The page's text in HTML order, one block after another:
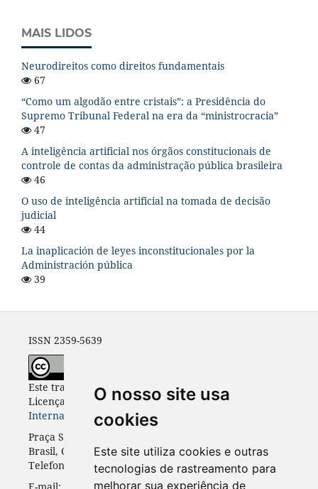
O nosso site usa
cookies
Este site utiliza cookies e outras
tecnologias de rastreamento para
melhorar sua experiência de
MAIS LIDOS
Neurodireitos como direitos fundamentais
67
“Como um algodão entre cristais”: a Presidência do
Supremo Tribunal Federal na era da “ministrocracia”
47
A inteligência artificial nos órgãos constitucionais de
controle de contas da administração pública brasileira
46
O uso de inteligência artificial na tomada de decisão
judicial
44
La inaplicación de leyes inconstitucionales por la
Administración pública
39
ISSN 2359-5639
Este trabalho está licenciado com uma
Licença
Creative Commons - Atribuição 4.0
Internacional
.
Praça Santos Andrade, n. 50, 3º andar, Curitiba-PR,
Brasil, CEP 80.020-300
Telefone: +55 41 3352-0716